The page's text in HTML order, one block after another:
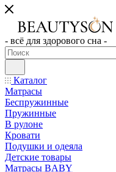
- всё для здорового сна -
Каталог
Матрасы
Беспружинные
Пружинные
В рулоне
Кровати
Подушки и одеяла
Детские товары
Матрасы BABY